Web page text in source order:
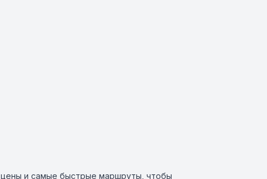
и самые быстрые маршруты, чтобы